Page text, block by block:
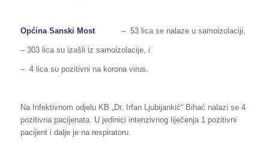
Općina Sanski Most– 53 lica se nalaze u samoizolaciji,
– 303 lica su izašli iz samoizolacije, i
– 4 lica su pozitivni na korona virus.
Na Infektivnom odjelu KB „Dr. Irfan Ljubijankić“ Bihać nalazi se 4
pozitivna pacijenata. U jedinici intenzivnog liječenja 1 pozitivni
pacijent i dalje je na respiratoru.